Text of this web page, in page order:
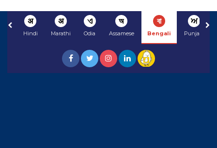
अ
Hindi
अ
Marathi
ଏ
Odia
অ
Assamese
বা
Bengali
ਅ
Punjabi